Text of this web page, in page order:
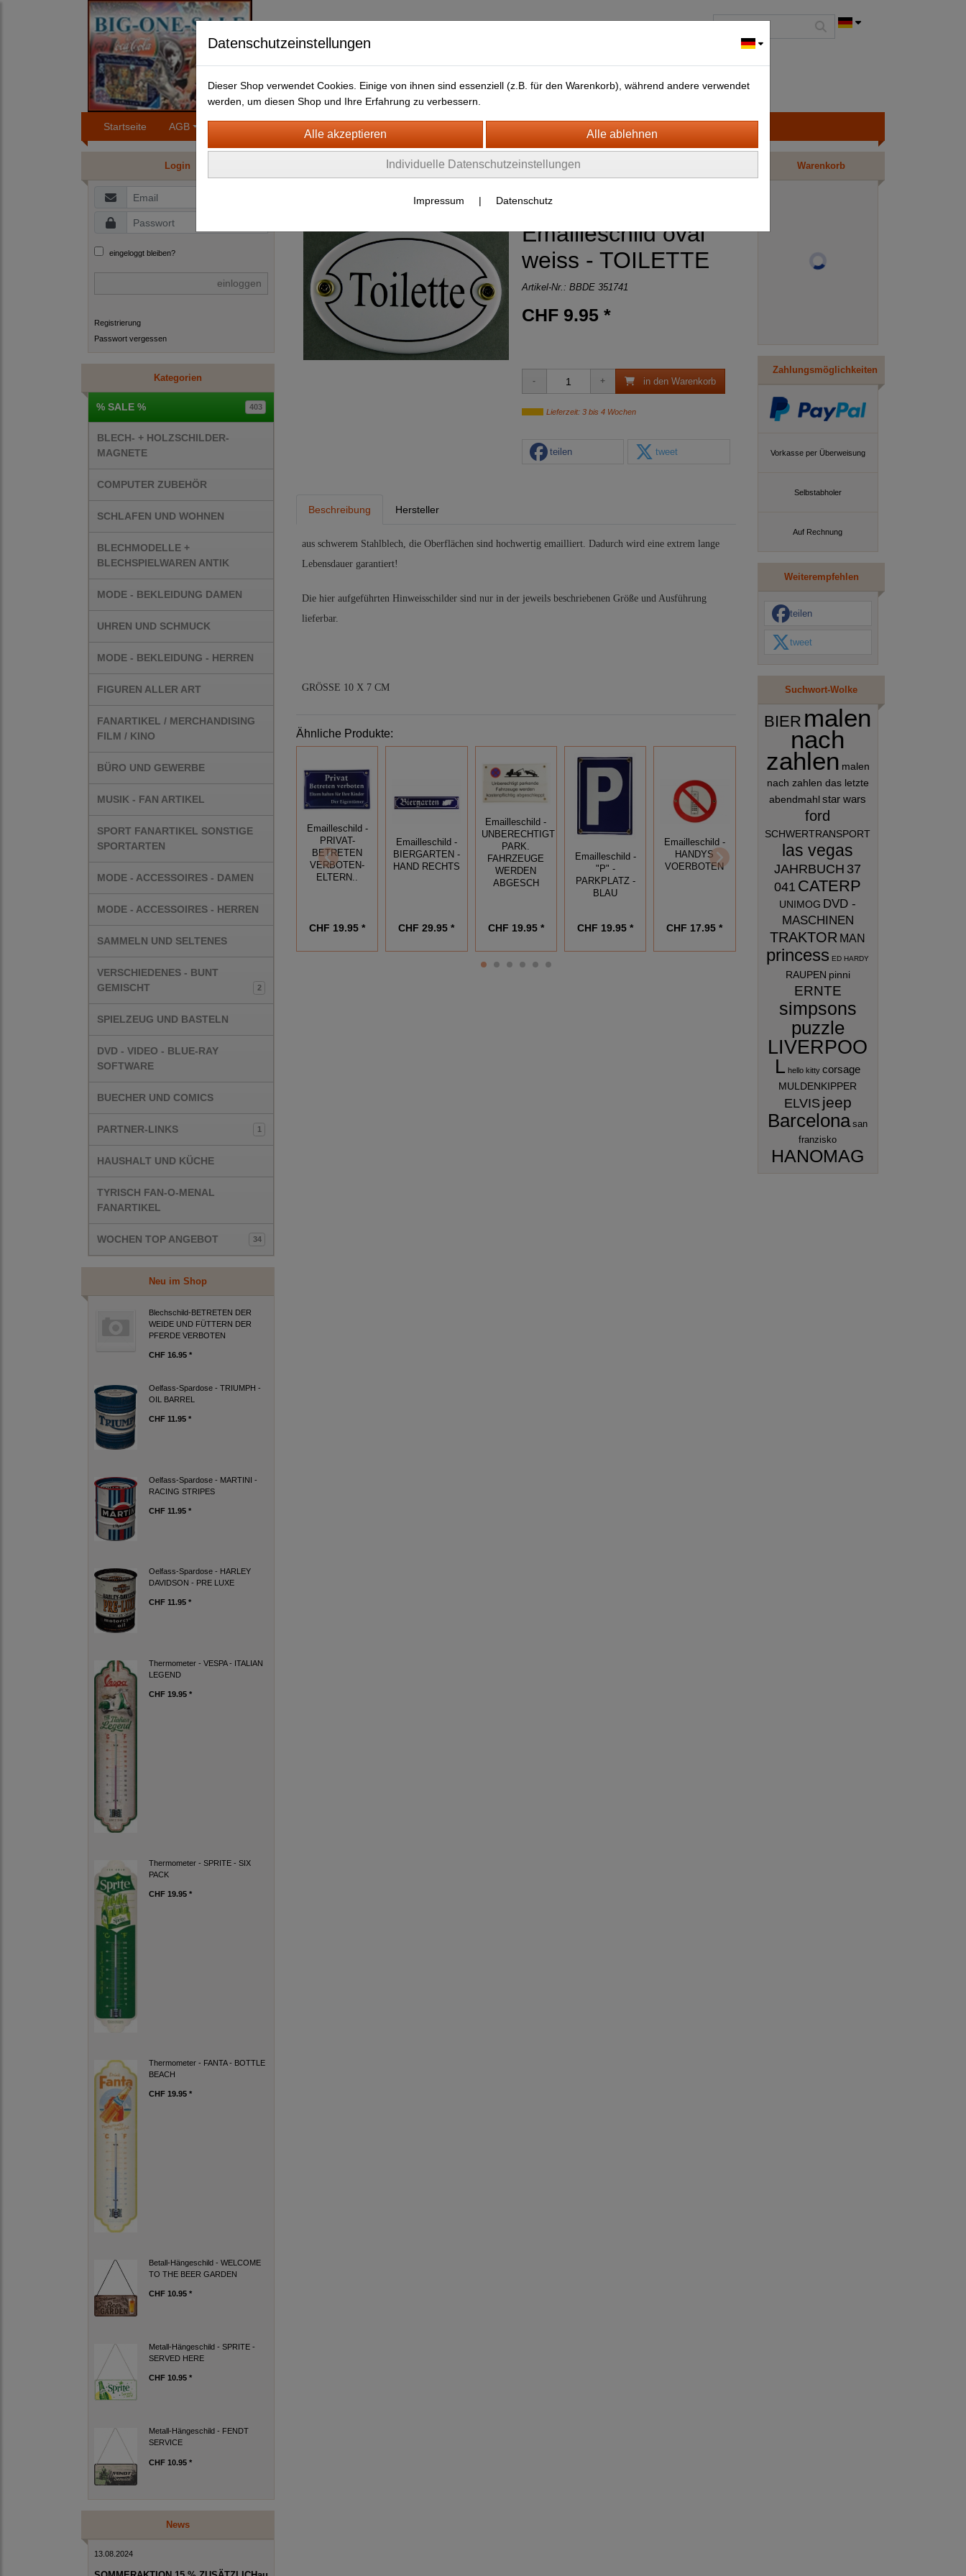
Startseite AGB Kontakt LIEFERFRISTEN ANFAHRTSWEG-GOOGLE MAP
Login
eingeloggt bleiben?
einloggen
Registrierung
Passwort vergessen
Kategorien
% SALE % 403
BLECH- + HOLZSCHILDER-
MAGNETE
COMPUTER ZUBEHÖR
SCHLAFEN UND WOHNEN
BLECHMODELLE +
BLECHSPIELWAREN ANTIK
MODE - BEKLEIDUNG DAMEN
UHREN UND SCHMUCK
MODE - BEKLEIDUNG - HERREN
FIGUREN ALLER ART
FANARTIKEL / MERCHANDISING
FILM / KINO
BÜRO UND GEWERBE
MUSIK - FAN ARTIKEL
SPORT FANARTIKEL SONSTIGE
SPORTARTEN
MODE - ACCESSOIRES - DAMEN
MODE - ACCESSOIRES - HERREN
SAMMELN UND SELTENES
VERSCHIEDENES - BUNT
GEMISCHT
2
SPIELZEUG UND BASTELN
DVD - VIDEO - BLUE-RAY
SOFTWARE
BUECHER UND COMICS
PARTNER-LINKS 1
HAUSHALT UND KÜCHE
TYRISCH FAN-O-MENAL
FANARTIKEL
WOCHEN TOP ANGEBOT 34
Neu im Shop
Blechschild-BETRETEN DER
WEIDE UND FÜTTERN DER
PFERDE VERBOTEN
CHF 16.95 *
Oelfass-Spardose - TRIUMPH -
OIL BARREL
CHF 11.95 *
Oelfass-Spardose - MARTINI -
RACING STRIPES
CHF 11.95 *
Oelfass-Spardose - HARLEY
DAVIDSON - PRE LUXE
CHF 11.95 *
Thermometer - VESPA - ITALIAN
LEGEND
CHF 19.95 *
Thermometer - SPRITE - SIX
PACK
CHF 19.95 *
Thermometer - FANTA - BOTTLE
BEACH
CHF 19.95 *
Betall-Hängeschild - WELCOME
TO THE BEER GARDEN
CHF 10.95 *
Metall-Hängeschild - SPRITE -
SERVED HERE
CHF 10.95 *
Metall-Hängeschild - FENDT
SERVICE
CHF 10.95 *
News
13.08.2024
BLECH- + HOLZSCHILDER-MAGNETE
EMAILLE SCHILDER aller Art(168)
Emailleschild oval
weiss - TOILETTE
Artikel-Nr.: BBDE 351741
CHF 9.95 *
in den Warenkorb
Lieferzeit: 3 bis 4 Wochen
teilen tweet
Beschreibung Hersteller
aus schwerem Stahlblech, die Oberflächen sind hochwertig emailliert. Dadurch wird eine extrem lange
Lebensdauer garantiert!
Die hier aufgeführten Hinweisschilder sind nur in der jeweils beschriebenen Größe und Ausführung
lieferbar.
GRÖSSE 10 X 7 CM
Ähnliche Produkte:
Emailleschild -
PRIVAT-
BETRETEN
VERBOTEN-
ELTERN..
CHF 19.95 *
Emailleschild -
BIERGARTEN -
HAND RECHTS
CHF 29.95 *
Emailleschild -
UNBERECHTIGT
PARK.
FAHRZEUGE
WERDEN
ABGESCH
CHF 19.95 *
Emailleschild -
"P" -
PARKPLATZ -
BLAU
CHF 19.95 *
Emailleschild -
HANDYS
VOERBOTEN
CHF 17.95 *
Emailleschild -
"P" -
PARKPLATZ -
VERBOTSSCHILD
CHF 19.95 *
Emailleschild -
FOTOGRAFIEREN
VERBOTEN
CHF 17.95 *
Warenkorb
Zahlungsmöglichkeiten
Vorkasse per Überweisung
Selbstabholer
Auf Rechnung
Weiterempfehlen
teilen
tweet
Suchwort-Wolke
BIER malen
nach
zahlen malen
nach zahlen das letzte
abendmahl star wars
ford
SCHWERTRANSPORT
las vegas
JAHRBUCH 37
041 CATERP
UNIMOG DVD -
MASCHINEN
TRAKTOR MAN
princess ED HARDY
RAUPEN pinni
ERNTE
simpsons
puzzle
LIVERPOO
L hello kitty corsage
MULDENKIPPER
ELVIS jeep
Barcelona san
franzisko
HANOMAG
Datenschutzeinstellungen
Dieser Shop verwendet Cookies. Einige von ihnen sind essenziell (z.B. für den Warenkorb), während andere verwendet
werden, um diesen Shop und Ihre Erfahrung zu verbessern.
Individuelle Datenschutzeinstellungen
Impressum | Datenschutz